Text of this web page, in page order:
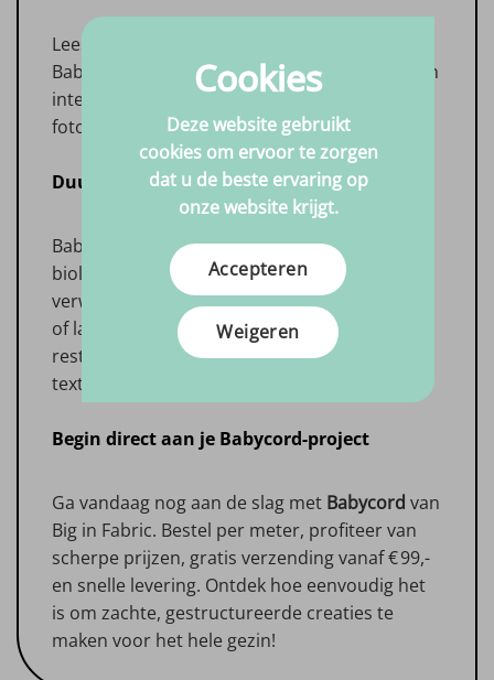
Lees op onze
Babycord hebben verwerkt in kinderkleding en
interieurprojecten en ontdek inspirerende
foto’s.
Duurzaamheid en restverwerking
Babycord is gemaakt van natuurlijk katoen en
biologisch afbreekbaar. Reststukken kun je
verwerken tot zachte knuffels, pannenlappen
of lappendekens. Door bewust te kiezen voor
restmateriaal draag je bij aan minder
textielafval.
Begin direct aan je Babycord-project
Ga vandaag nog aan de slag met Babycord van
Big in Fabric. Bestel per meter, profiteer van
scherpe prijzen, gratis verzending vanaf € 99,-
en snelle levering. Ontdek hoe eenvoudig het
is om zachte, gestructureerde creaties te
maken voor het hele gezin!
Cookies
Deze website gebruikt
cookies om ervoor te zorgen
dat u de beste ervaring op
onze website krijgt.
Accepteren
Weigeren